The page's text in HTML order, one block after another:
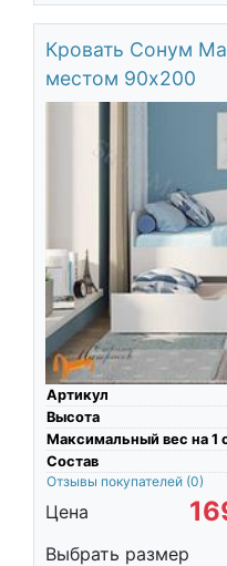
Кровать Сонум
местом 90х200
Артикул
Высота
Максимальный вес на 1
Состав
Отзывы покупателей (0)
Цена
Выбрать размер